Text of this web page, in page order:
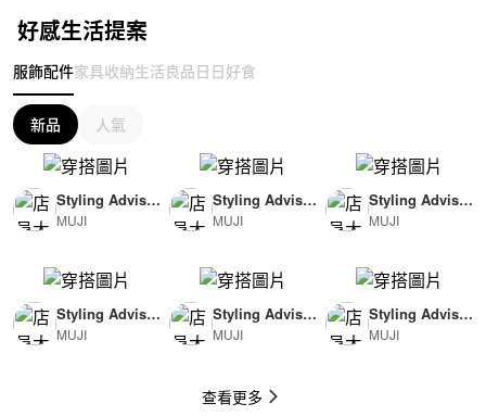
好感生活提案
服飾配件家具收納生活良品日日好食
新品 人氣
查看更多
Styling Advisor
( For Woman )
MUJI
Styling Advisor
( For Man )
MUJI
Styling Advisor
( For Man )
MUJI
Styling Advisor
( For Man )
MUJI
Styling Advisor
( For Woman )
MUJI
Styling Advisor
( For Man )
MUJI